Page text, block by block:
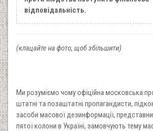
відповідальність.
(клацайте на фото, щоб збільшити)
Ми розуміємо чому офіційна московська
штатні та позаштатні пропагандисти,
засоби масової дезинформації,
пятої колони в Україні, замовчують тему